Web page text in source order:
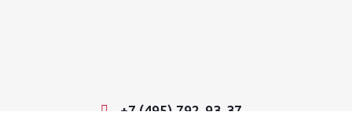
+7 (495) 792-93-37